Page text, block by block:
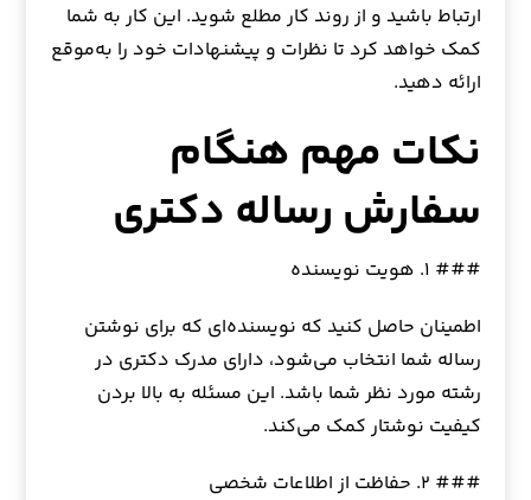
ارتباط باشید و از روند کار مطلع شوید. این کار به شما
کمک خواهد کرد تا نظرات و پیشنهادات خود را به‌موقع
ارائه دهید.
نکات مهم هنگام
سفارش رساله دکتری
### ۱. هویت نویسنده
اطمینان حاصل کنید که نویسنده‌ای که برای نوشتن
رساله شما انتخاب می‌شود، دارای مدرک دکتری در
رشته مورد نظر شما باشد. این مسئله به بالا بردن
کیفیت نوشتار کمک می‌کند.
### ۲. حفاظت از اطلاعات شخصی